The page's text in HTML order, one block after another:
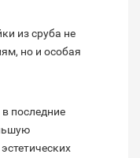
из сруба не
но и особая
последние